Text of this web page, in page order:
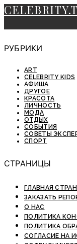
РУБРИКИ
ART
CELEBRITY KIDS
АФИША
ДРУГОЕ
КРАСОТА
ЛИЧНОСТЬ
МОДА
ОТДЫХ
СОБЫТИЯ
СОВЕТЫ
СПОРТ
СТРАНИЦЫ
ГЛАВНАЯ
ЗАКАЗАТЬ
О НАС
ПОЛИТИКА
ПОЛИТИКА
СОГЛАСИЕ НА